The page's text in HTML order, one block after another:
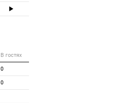
В гостях
0
0